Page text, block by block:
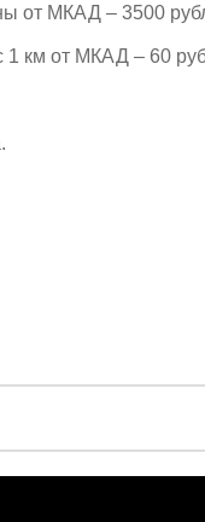
от МКАД – 3500
1 км от МКАД – 60